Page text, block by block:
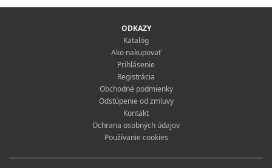
ODKAZY
Katalóg
Ako nakupovať
Prihlásenie
Registrácia
Obchodné podmienky
Odstúpenie od zmluvy
Kontakt
Ochrana osobných údajov
Používanie cookies